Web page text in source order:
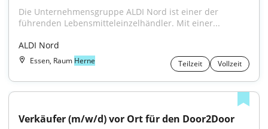
Die Unternehmensgruppe ALDI Nord ist einer der
führenden Lebensmitteleinzelhändler. Mit einer...
ALDI Nord
Essen, Raum Herne Teilzeit Vollzeit
Verkäufer (m/w/d) vor Ort für den Door2Door